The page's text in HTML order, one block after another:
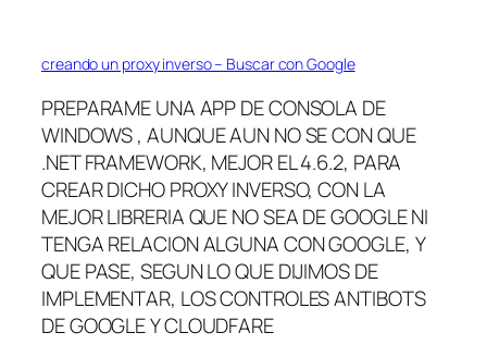
creando un proxy inverso – Buscar con Google
PREPARAME UNA APP DE CONSOLA DE
WINDOWS , AUNQUE AUN NO SE CON QUE
.NET FRAMEWORK, MEJOR EL 4.6.2, PARA
CREAR DICHO PROXY INVERSO, CON LA
MEJOR LIBRERIA QUE NO SEA DE GOOGLE NI
TENGA RELACION ALGUNA CON GOOGLE, Y
QUE PASE, SEGUN LO QUE DIJIMOS DE
IMPLEMENTAR, LOS CONTROLES ANTIBOTS
DE GOOGLE Y CLOUDFARE